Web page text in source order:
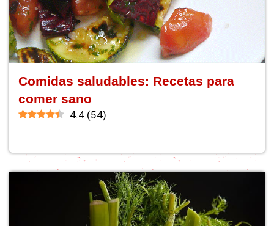
Comidas saludables: Recetas para
comer sano
4.4 (54)